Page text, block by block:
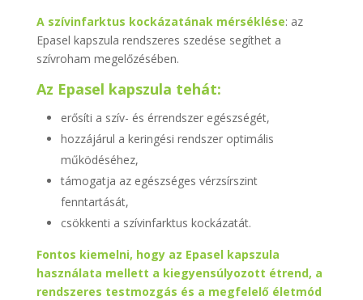
A szívinfarktus kockázatának mérséklése: az
Epasel kapszula rendszeres szedése segíthet a
szívroham megelőzésében.
Az Epasel kapszula tehát:
erősíti a szív- és érrendszer egészségét,
hozzájárul a keringési rendszer optimális
működéséhez,
támogatja az egészséges vérzsírszint
fenntartását,
csökkenti a szívinfarktus kockázatát.
Fontos kiemelni, hogy az Epasel kapszula
használata mellett a kiegyensúlyozott étrend, a
rendszeres testmozgás és a megfelelő életmód